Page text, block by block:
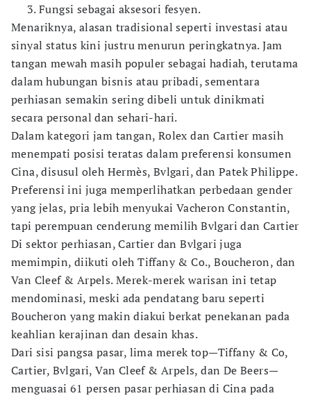
Fungsi sebagai aksesori fesyen.
Menariknya, alasan tradisional seperti investasi atau
sinyal status kini justru menurun peringkatnya. Jam
tangan mewah masih populer sebagai hadiah, terutama
dalam hubungan bisnis atau pribadi, sementara
perhiasan semakin sering dibeli untuk dinikmati
secara personal dan sehari-hari.
Dalam kategori jam tangan, Rolex dan Cartier masih
menempati posisi teratas dalam preferensi konsumen
Cina, disusul oleh Hermès, Bvlgari, dan Patek Philippe.
Preferensi ini juga memperlihatkan perbedaan gender
yang jelas, pria lebih menyukai Vacheron Constantin,
tapi perempuan cenderung memilih Bvlgari dan Cartier
Di sektor perhiasan, Cartier dan Bvlgari juga
memimpin, diikuti oleh Tiffany & Co., Boucheron, dan
Van Cleef & Arpels. Merek-merek warisan ini tetap
mendominasi, meski ada pendatang baru seperti
Boucheron yang makin diakui berkat penekanan pada
keahlian kerajinan dan desain khas.
Dari sisi pangsa pasar, lima merek top—Tiffany & Co,
Cartier, Bvlgari, Van Cleef & Arpels, dan De Beers—
menguasai 61 persen pasar perhiasan di Cina pada